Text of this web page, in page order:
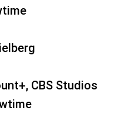
CBS Studios